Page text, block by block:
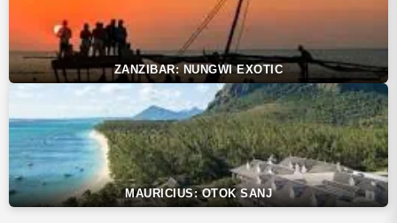
ZANZIBAR: NUNGWI EXOTIC
MAURICIUS: OTOK SANJ